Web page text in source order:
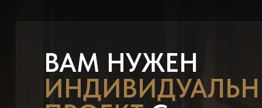
ВАМ НУЖЕН